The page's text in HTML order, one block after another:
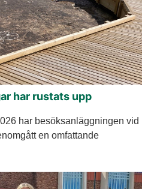
har rustats upp
har besöksanläggningen vid
en omfattande